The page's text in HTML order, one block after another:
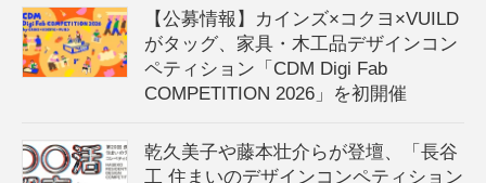
【公募情報】カインズ×コクヨ×VUILD
がタッグ、家具・木工品デザインコン
ペティション「CDM Digi Fab
COMPETITION 2026」を初開催
乾久美子や藤本壮介らが登壇、「長谷
工 住まいのデザインコンペティション